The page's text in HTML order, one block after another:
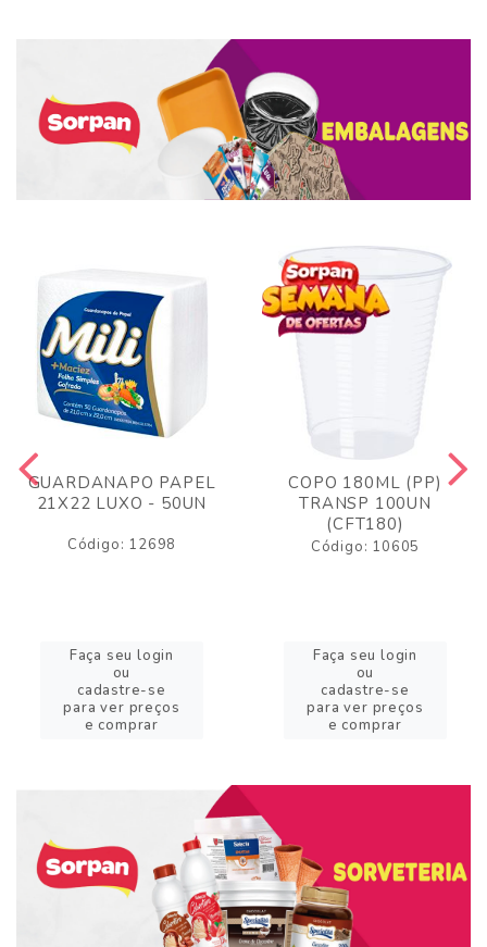
GUARDANAPO PAPEL
21X22 LUXO - 50UN
Código: 12698
Faça seu login
ou
cadastre-se
para ver preços
e comprar
COPO 180ML (PP)
TRANSP 100UN
(CFT180)
Código: 10605
Faça seu login
ou
cadastre-se
para ver preços
e comprar